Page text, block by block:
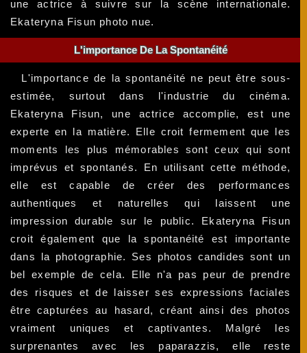
une actrice à suivre sur la scène internationale.
Ekateryna Fisun photo nue.
L'importance De La Spontanéité
L'importance de la spontanéité ne peut être sous-
estimée, surtout dans l'industrie du cinéma.
Ekateryna Fisun, une actrice accomplie, est une
experte en la matière. Elle croit fermement que les
moments les plus mémorables sont ceux qui sont
imprévus et spontanés. En utilisant cette méthode,
elle est capable de créer des performances
authentiques et naturelles qui laissent une
impression durable sur le public. Ekateryna Fisun
croit également que la spontanéité est importante
dans la photographie. Ses photos candides sont un
bel exemple de cela. Elle n'a pas peur de prendre
des risques et de laisser ses expressions faciales
être capturées au hasard, créant ainsi des photos
vraiment uniques et captivantes. Malgré les
surprenantes avec les paparazzis, elle reste